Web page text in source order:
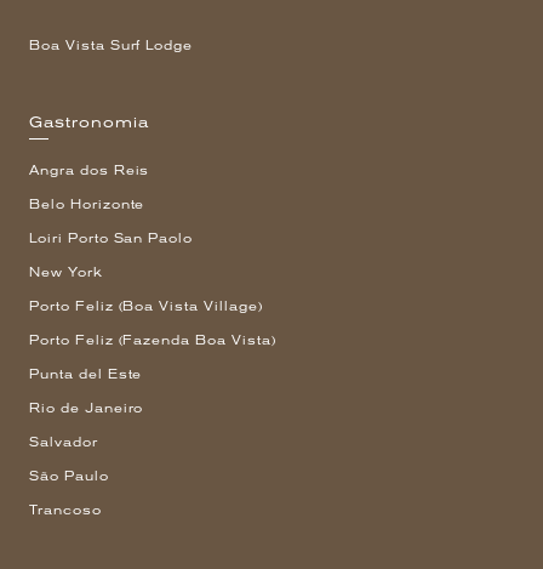
Boa Vista Surf Lodge
Gastronomia
Angra dos Reis
Belo Horizonte
Loiri Porto San Paolo
New York
Porto Feliz (Boa Vista Village)
Porto Feliz (Fazenda Boa Vista)
Punta del Este
Rio de Janeiro
Salvador
São Paulo
Trancoso